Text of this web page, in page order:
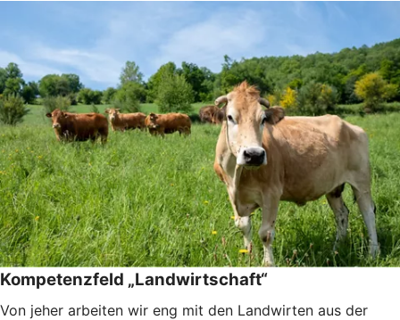
Kompetenzfeld „Landwirtschaft“
Von jeher arbeiten wir eng mit den Landwirten aus der